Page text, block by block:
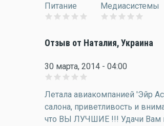
Питание Медиасистемы
Отзыв от Наталия, Украина
30 марта, 2014 - 04:00
Летала авиакомпанией 'Эйр
салона, приветливость и
что ВЫ ЛУЧШИЕ !!! Удачи Вам